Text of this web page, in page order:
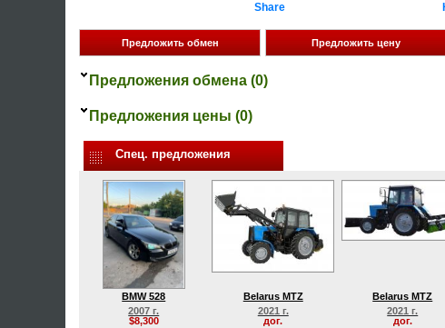
Share
Предложения обмена (0)
Предложения цены (0)
Спец. предложения
BMW 528
2007 г.
$8,300
Belarus MTZ
2021 г.
дог.
Belarus MTZ
2021 г.
дог.